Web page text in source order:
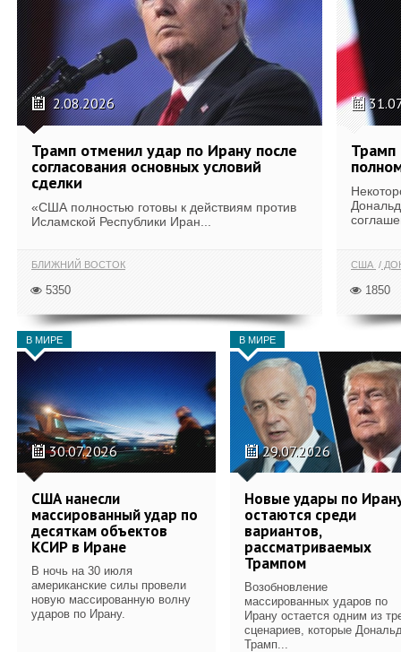
2.08.2026
Трамп отменил удар по Ирану после
согласования основных условий
сделки
«США полностью готовы к действиям против
Исламской Республики Иран...
БЛИЖНИЙ ВОСТОК
5350
Трамп
США
1850
В МИРЕ
30.07.2026
США нанесли
массированный удар по
десяткам объектов
КСИР в Иране
В ночь на 30 июля
американские силы провели
новую массированную волну
ударов по Ирану.
В МИРЕ
29.07.2026
Новые удары по
остаются среди
вариантов,
рассматриваемых
Трампом
Возобновление
массированных ударов по
Ирану остается одним из
сценариев, которые
Трамп...